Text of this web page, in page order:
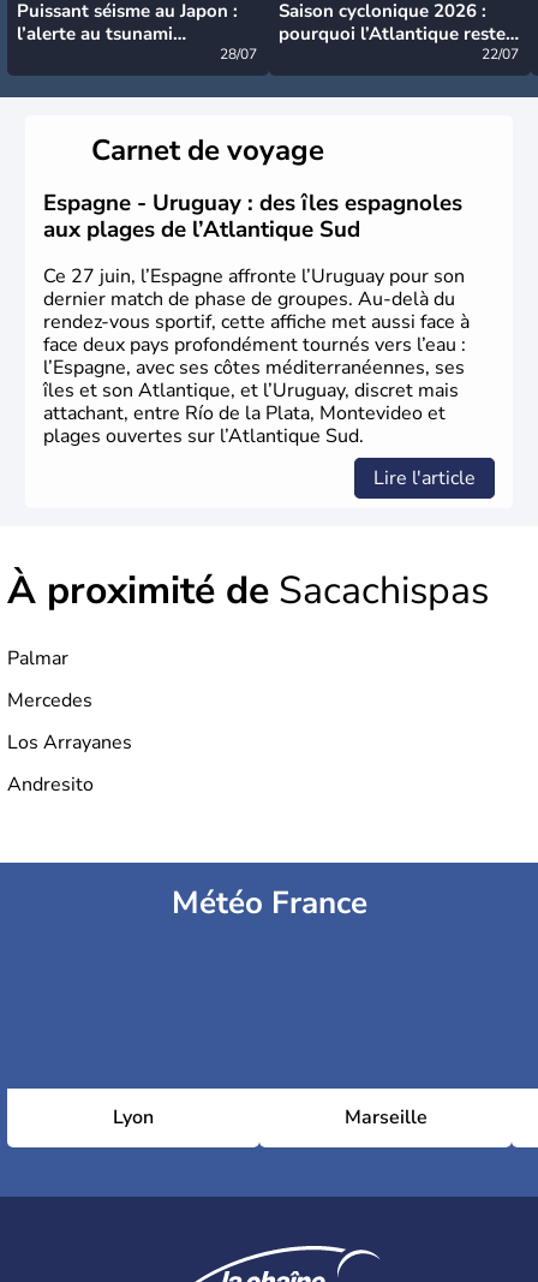
Puissant séisme au Japon :
l’alerte au tsunami
28/07
Saison cyclonique 2026 :
pourquoi l’Atlantique reste
22/07
Carnet de voyage
Espagne - Uruguay : des îles espagnoles
aux plages de l’Atlantique Sud
Ce 27 juin, l’Espagne affronte l’Uruguay pour son
dernier match de phase de groupes. Au-delà du
rendez-vous sportif, cette affiche met aussi face à
face deux pays profondément tournés vers l’eau :
l’Espagne, avec ses côtes méditerranéennes, ses
îles et son Atlantique, et l’Uruguay, discret mais
attachant, entre Río de la Plata, Montevideo et
plages ouvertes sur l’Atlantique Sud.
Lire l'article
À proximité de Sacachispas
Palmar
Mercedes
Los Arrayanes
Andresito
Météo France
Lyon Marseille